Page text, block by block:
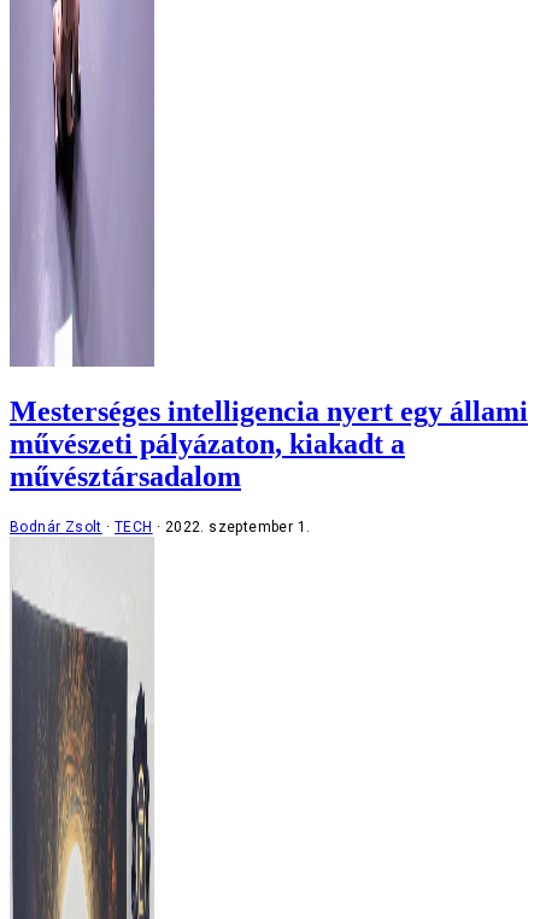
Mesterséges intelligencia nyert egy állami
művészeti pályázaton, kiakadt a
művésztársadalom
Bodnár Zsolt TECH 2022. szeptember 1.